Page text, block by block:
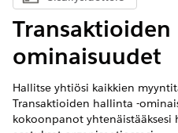
ominaisuudet
Hallitse yhtiösi kaikkien
Transaktioiden hallinta -
kokoonpanot